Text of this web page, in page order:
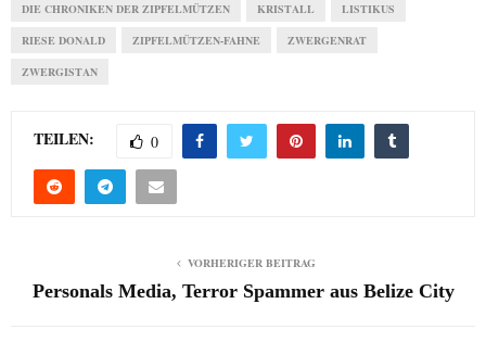
DIE CHRONIKEN DER ZIPFELMÜTZEN KRISTALL LISTIKUS
RIESE DONALD ZIPFELMÜTZEN-FAHNE ZWERGENRAT
ZWERGISTAN
TEILEN: 0
VORHERIGER BEITRAG
Personals Media, Terror Spammer aus Belize City